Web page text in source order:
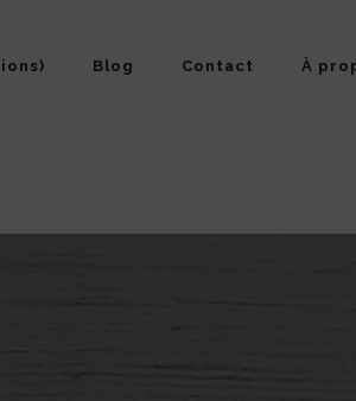
Blog Contact À